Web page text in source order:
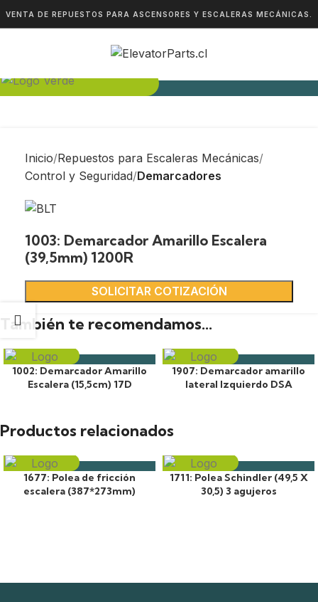
VENTA DE REPUESTOS PARA ASCENSORES Y ESCALERAS MECÁNICAS.
Inicio Repuestos para Escaleras Mecánicas
Control y Seguridad Demarcadores
1003: Demarcador Amarillo Escalera
(39,5mm) 1200R
SOLICITAR COTIZACIÓN
También te recomendamos…
1002: Demarcador Amarillo
Escalera (15,5cm) 17D
1907: Demarcador amarillo
lateral Izquierdo DSA
Productos relacionados
1677: Polea de fricción
escalera (387*273mm)
1711: Polea Schindler (49,5 X
30,5) 3 agujeros